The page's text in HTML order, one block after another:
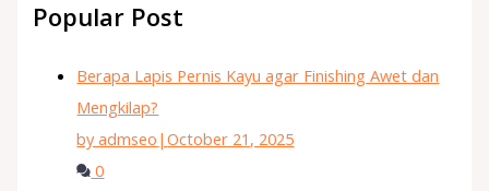
Popular Post
Berapa Lapis Pernis Kayu agar Finishing Awet dan
Mengkilap?
by admseo |October 21, 2025
0